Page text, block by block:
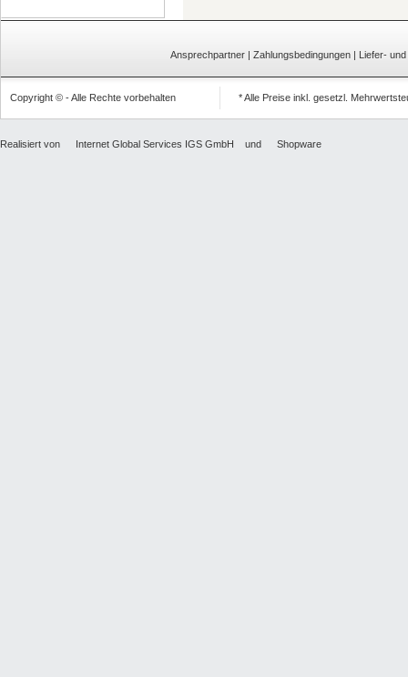
Ansprechpartner | Zahlungsbedingungen | Liefer-
Copyright © - Alle Rechte vorbehalten * Alle Preise inkl. gesetzl.
Realisiert von Internet Global Services IGS GmbH und Shopware